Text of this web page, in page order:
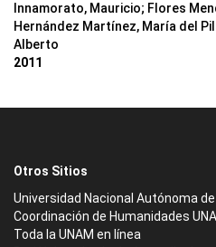
Innamorato, Mauricio; Flores
Hernández Martínez, María del
Alberto
2011
Otros Sitios
Universidad Nacional Autónoma
Coordinación de Humanidades
Toda la UNAM en línea